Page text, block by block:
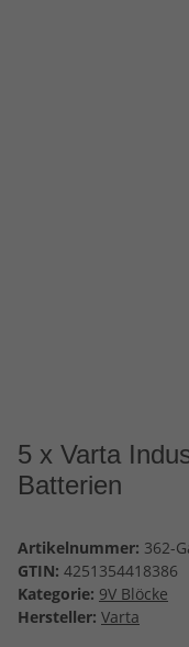
5 x Varta
Batterien
Artikelnummer: 362-
GTIN: 4251354418386
Kategorie: 9V Blöcke
Hersteller: Varta